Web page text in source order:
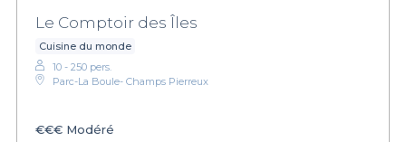
Le Comptoir des Îles
Cuisine du monde
10 - 250 pers.
Parc-La Boule- Champs Pierreux
€€€ Modéré